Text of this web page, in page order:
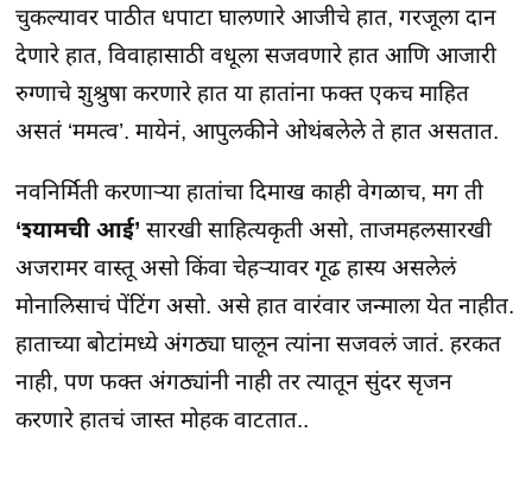
चुकल्यावर पाठीत धपाटा घालणारे आजीचे हात, गरजूला दान
देणारे हात, विवाहासाठी वधूला सजवणारे हात आणि आजारी
रुग्णाचे शुश्रुषा करणारे हात या हातांना फक्त एकच माहित
असतं ‘ममत्व’. मायेनं, आपुलकीने ओथंबलेले ते हात असतात.
नवनिर्मिती करणार्‍या हातांचा दिमाख काही वेगळाच, मग ती
‘श्यामची आई’ सारखी साहित्यकृती असो, ताजमहलसारखी
अजरामर वास्तू असो किंवा चेहर्‍यावर गूढ हास्य असलेलं
मोनालिसाचं पेंटिंग असो. असे हात वारंवार जन्माला येत नाहीत.
हाताच्या बोटांमध्ये अंगठ्या घालून त्यांना सजवलं जातं. हरकत
नाही, पण फक्त अंगठ्यांनी नाही तर त्यातून सुंदर सृजन
करणारे हातचं जास्त मोहक वाटतात..